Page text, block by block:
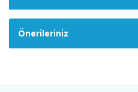
Önerileriniz